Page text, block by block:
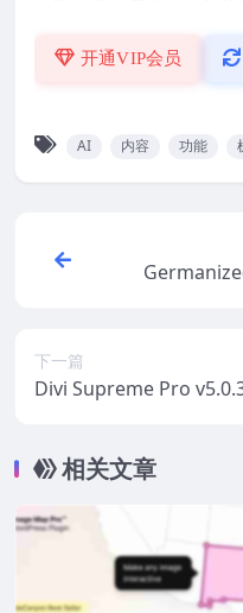
开通VIP会员
AI 内容 功能
下一篇
Divi Supreme Pro
相关文章